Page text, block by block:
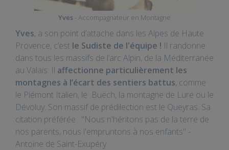
Yves - Accompagnateur en Montagne
Yves, a son point d’attache dans les Alpes de Haute
Provence, c’est le Sudiste de l'équipe ! Il randonne
dans tous les massifs de l’arc Alpin, de la Méditerranée
au Valais. Il affectionne particulièrement les
montagnes à l’écart des sentiers battus, comme
le Piémont Italien, le Buëch, la montagne de Lure ou le
Dévoluy. Son massif de prédilection est le Queyras. Sa
citation préférée : "Nous n'héritons pas de la terre de
nos parents, nous l'empruntons à nos enfants" -
Antoine de Saint-Exupéry.